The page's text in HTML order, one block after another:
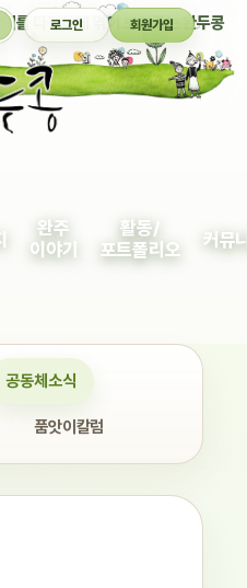
를 다정하게 엮어 보여주는 완두콩
로그인 회원가입
완주
이야기
활동/
포트폴리오
커뮤
공동체소식
품앗이칼럼